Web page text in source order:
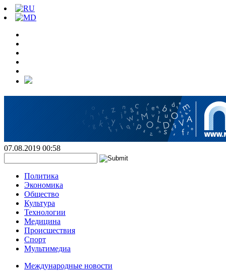
07.08.2019 00:58
Политика
Экономика
Общество
Культура
Технологии
Медицина
Происшествия
Спорт
Мультимедиа
Международные новости